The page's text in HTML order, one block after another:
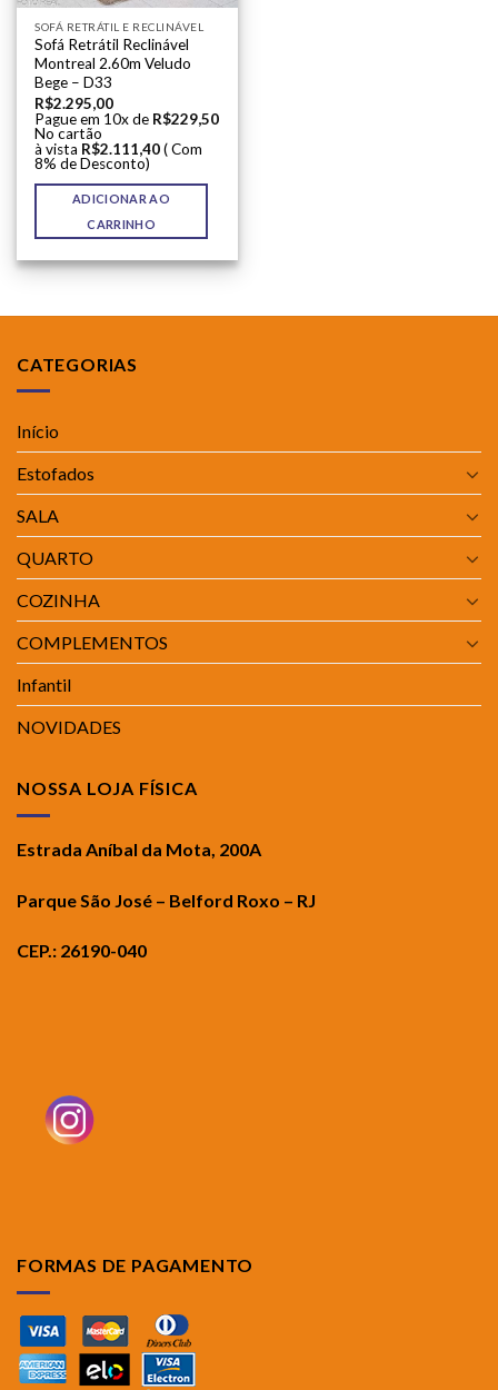
SOFÁ RETRÁTIL E RECLINÁVEL
Sofá Retrátil Reclinável
Montreal 2.60m Veludo
Bege – D33
R$2.295,00
Pague em 10x de R$229,50
No cartão
à vista R$2.111,40( Com
8% de Desconto)
ADICIONAR AO
CARRINHO
CATEGORIAS
Início
Estofados
SALA
QUARTO
COZINHA
COMPLEMENTOS
Infantil
NOVIDADES
NOSSA LOJA FÍSICA
Estrada Aníbal da Mota, 200A
Parque São José – Belford Roxo – RJ
CEP.: 26190-040
FORMAS DE PAGAMENTO